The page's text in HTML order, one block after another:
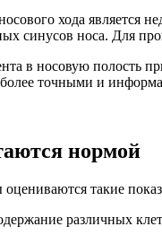
хода является
синусов носа. Для
в носовую полость
более точными и
нормой
такие
различных